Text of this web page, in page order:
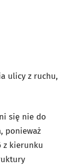
ulicy z ruchu,
się nie do
ponieważ
z kierunku